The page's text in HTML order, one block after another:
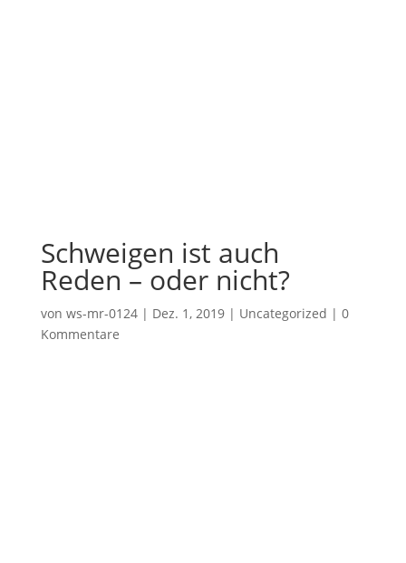
Schweigen ist auch
Reden – oder nicht?
von ws-mr-0124| Dez. 1, 2019| Uncategorized | 0
Kommentare